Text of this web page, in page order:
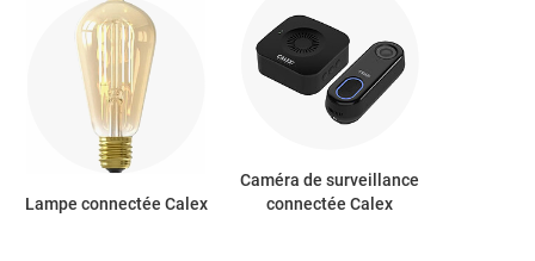
Lampe connectée Calex
Caméra de surveillance
connectée Calex